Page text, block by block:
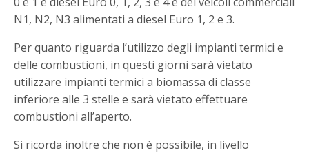
N1, N2, N3 alimentati a diesel Euro 1, 2 e 3.
Per quanto riguarda l’utilizzo degli impianti termici e
delle combustioni, in questi giorni sarà vietato
utilizzare impianti termici a biomassa di classe
inferiore alle 3 stelle e sarà vietato effettuare
combustioni all’aperto.
Si ricorda inoltre che non è possibile, in livello